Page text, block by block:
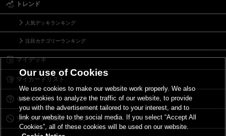
トレンド
人気デッキランキング
注目カテゴリーランキング
マイデッキ
マイカードリスト
Ｑ＆Ａ
リミットレギュレーション
Our use of Cookies
We use cookies to make our website work properly. We also
use cookies to analyze the traffic of our website, to provide
you with the advertisement tailored to your interest, and to
link our website to the social media. If you select “Accept All
Cookies”, all of these cookies will be used on our website.